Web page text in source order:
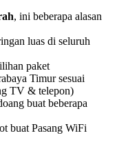
, ini beberapa alasan
luas di seluruh
paket
Timur sesuai
TV & telepon)
buat beberapa
buat Pasang WiFi